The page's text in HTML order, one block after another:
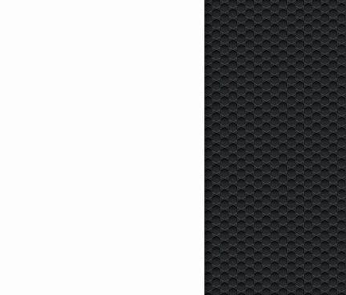
37 000 руб.
Mondeo, 2005 г.,
5 400 000
FordRanger V,